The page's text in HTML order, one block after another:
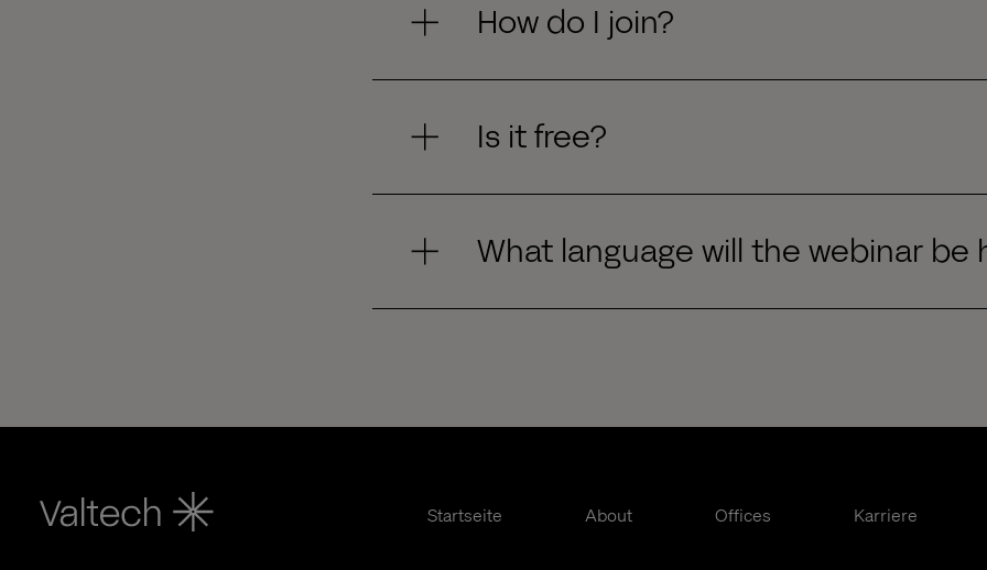
How do I join?
Is it free?
What language will the webinar be
Startseite About Offices Karriere